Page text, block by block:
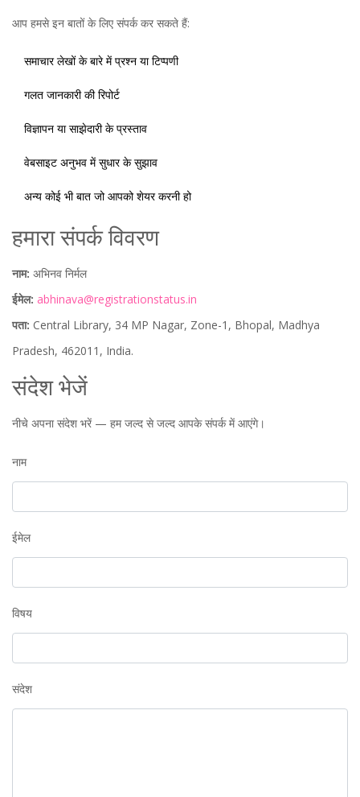
आप हमसे इन बातों के लिए संपर्क कर सकते हैं:
समाचार लेखों के बारे में प्रश्न या टिप्पणी
गलत जानकारी की रिपोर्ट
विज्ञापन या साझेदारी के प्रस्ताव
वेबसाइट अनुभव में सुधार के सुझाव
अन्य कोई भी बात जो आपको शेयर करनी हो
हमारा संपर्क विवरण
नाम: अभिनव निर्मल
ईमेल: abhinava@registrationstatus.in
पता: Central Library, 34 MP Nagar, Zone-1, Bhopal, Madhya
Pradesh, 462011, India.
संदेश भेजें
नीचे अपना संदेश भरें — हम जल्द से जल्द आपके संपर्क में आएंगे।
नाम
ईमेल
विषय
संदेश